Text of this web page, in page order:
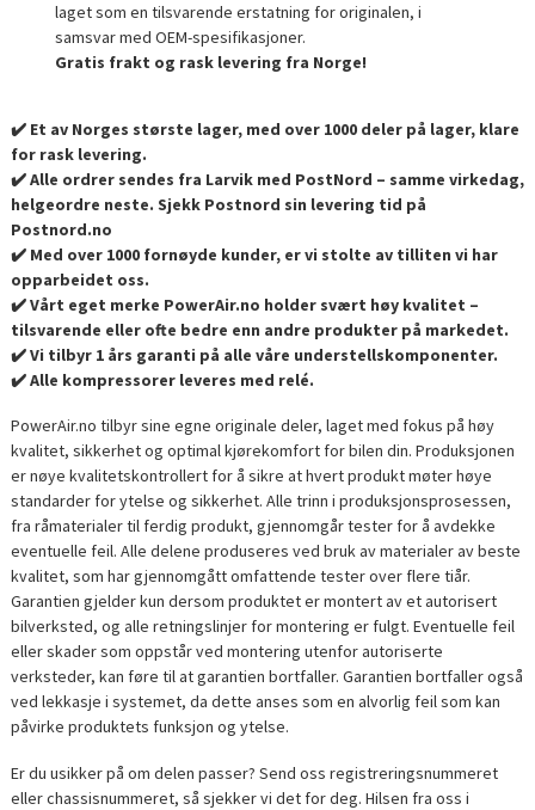
laget som en tilsvarende erstatning for originalen, i
samsvar med OEM-spesifikasjoner.
Gratis frakt og rask levering fra Norge!
✔️ Et av Norges største lager, med over 1000 deler på lager, klare
for rask levering.
✔️ Alle ordrer sendes fra Larvik med PostNord – samme virkedag,
helgeordre neste. Sjekk Postnord sin levering tid på
Postnord.no
✔️ Med over 1000 fornøyde kunder, er vi stolte av tilliten vi har
opparbeidet oss.
✔️ Vårt eget merke PowerAir.no holder svært høy kvalitet –
tilsvarende eller ofte bedre enn andre produkter på markedet.
✔️ Vi tilbyr 1 års garanti på alle våre understellskomponenter.
✔️ Alle kompressorer leveres med relé.
PowerAir.no tilbyr sine egne originale deler, laget med fokus på høy
kvalitet, sikkerhet og optimal kjørekomfort for bilen din. Produksjonen
er nøye kvalitetskontrollert for å sikre at hvert produkt møter høye
standarder for ytelse og sikkerhet. Alle trinn i produksjonsprosessen,
fra råmaterialer til ferdig produkt, gjennomgår tester for å avdekke
eventuelle feil. Alle delene produseres ved bruk av materialer av beste
kvalitet, som har gjennomgått omfattende tester over flere tiår.
Garantien gjelder kun dersom produktet er montert av et autorisert
bilverksted, og alle retningslinjer for montering er fulgt. Eventuelle feil
eller skader som oppstår ved montering utenfor autoriserte
verksteder, kan føre til at garantien bortfaller. Garantien bortfaller også
ved lekkasje i systemet, da dette anses som en alvorlig feil som kan
påvirke produktets funksjon og ytelse.
Er du usikker på om delen passer? Send oss registreringsnummeret
eller chassisnummeret, så sjekker vi det for deg. Hilsen fra oss i